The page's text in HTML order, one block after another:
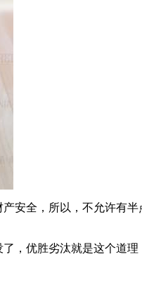
安全，所以，不允许有
，优胜劣汰就是这个道